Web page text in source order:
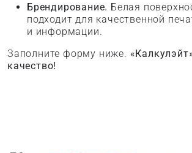
Брендирование. Белая
подходит для качественной
и информации.
Заполните форму ниже.
качество!